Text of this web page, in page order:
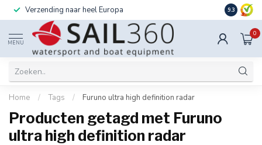
Verzending naar heel Europa Ook
9.3
MENU
0
Home / Tags / Furuno ultra high definition radar
Producten getagd met Furuno
ultra high definition radar